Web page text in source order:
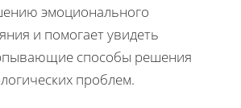
эмоционального
и помогает увидеть
способы решения
проблем.